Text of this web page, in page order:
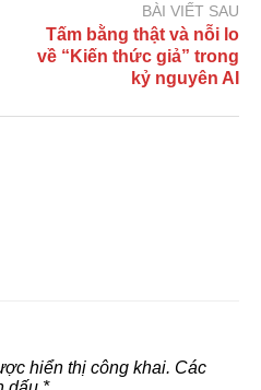
BÀI VIẾT SAU
Tấm bằng thật và nỗi lo
về “Kiến thức giả” trong
kỷ nguyên AI
hiển thị công khai. Các